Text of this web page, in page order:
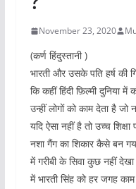
November 23, 2020
(कर्ण हिंदुस्तानी )
भारती और उसके पति हर्ष की
कि कहीं हिंदी फ़िल्मी दुनिया में
उन्हीं लोगों को काम देता है जो
यदि ऐसा नहीं है तो उच्च
नशा गैंग का शिकार कैसे बन
में गरीबी के सिवा कुछ नहीं
में भारती सिंह को हर जगह